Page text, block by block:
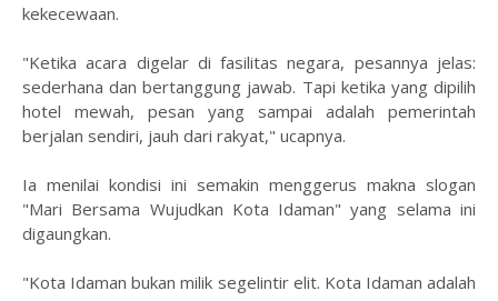
kekecewaan.
"Ketika acara digelar di fasilitas negara, pesannya jelas:
sederhana dan bertanggung jawab. Tapi ketika yang dipilih
hotel mewah, pesan yang sampai adalah pemerintah
berjalan sendiri, jauh dari rakyat," ucapnya.
Ia menilai kondisi ini semakin menggerus makna slogan
"Mari Bersama Wujudkan Kota Idaman" yang selama ini
digaungkan.
"Kota Idaman bukan milik segelintir elit. Kota Idaman adalah